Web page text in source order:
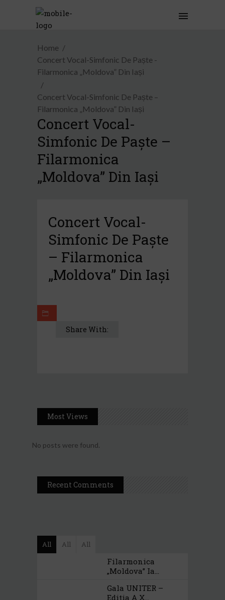
Home
Concert Vocal-Simfonic De Paște -
Filarmonica „Moldova” Din Iași
Concert Vocal-Simfonic De Paște –
Filarmonica „Moldova” Din Iași
Concert Vocal-
Simfonic De Paște –
Filarmonica
„Moldova” Din Iași
Concert Vocal-
Simfonic De Paște
– Filarmonica
„Moldova” Din Iași
Share With:
Most Views
No posts were found.
Recent Comments
All All All
Filarmonica
„Moldova” Ia...
Gala UNITER –
Editia A X...